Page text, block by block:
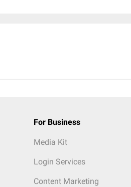
For Business
Media Kit
Login Services
Content Marketing